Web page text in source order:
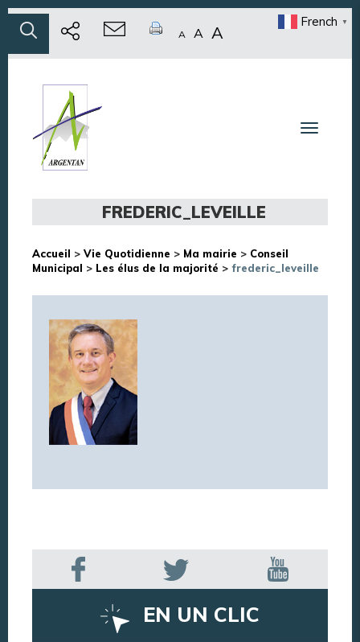
A A A
French ▼
Toggle
FREDERIC_LEVEILLE
Accueil > Vie Quotidienne > Ma mairie > Conseil
Municipal > Les élus de la majorité > frederic_leveille
EN UN CLIC